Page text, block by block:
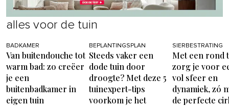
alles voor de tuin
BADKAMER
Van buitendouche tot
warm bad: zo creëer
je een
buitenbadkamer in
eigen tuin
BEPLANTINGSPLAN
Steeds vaker een
dode tuin door
droogte? Met deze 5
tuinexpert-tips
voorkom je het
SIERBESTRATING
Met een rond
zorg je voor
vol sfeer en
dynamiek, zó
de perfecte